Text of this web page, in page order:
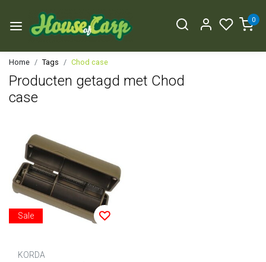
0
Home Tags Chod case
Producten getagd met Chod
case
Sale
KORDA